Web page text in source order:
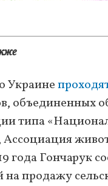
Украине
объединенных
типа
года Гончарук
на продажу